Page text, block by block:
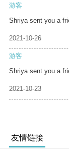
游客
Shriya sent you a
2021-10-26
游客
Shriya sent you a
2021-10-23
友情链接